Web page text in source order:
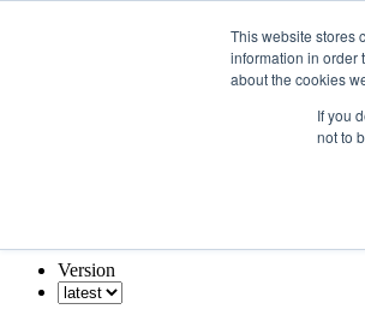
This website stores
information in order
about the cookies
If you
not to
Version